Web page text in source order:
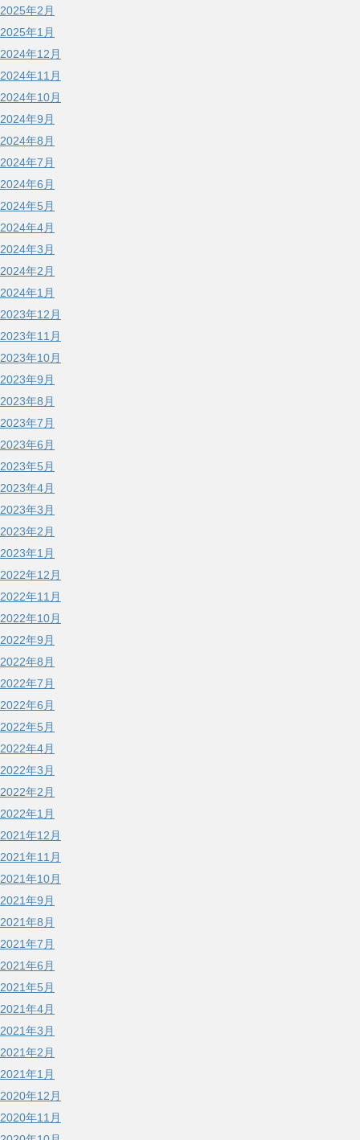
2025年2月
2025年1月
2024年12月
2024年11月
2024年10月
2024年9月
2024年8月
2024年7月
2024年6月
2024年5月
2024年4月
2024年3月
2024年2月
2024年1月
2023年12月
2023年11月
2023年10月
2023年9月
2023年8月
2023年7月
2023年6月
2023年5月
2023年4月
2023年3月
2023年2月
2023年1月
2022年12月
2022年11月
2022年10月
2022年9月
2022年8月
2022年7月
2022年6月
2022年5月
2022年4月
2022年3月
2022年2月
2022年1月
2021年12月
2021年11月
2021年10月
2021年9月
2021年8月
2021年7月
2021年6月
2021年5月
2021年4月
2021年3月
2021年2月
2021年1月
2020年12月
2020年11月